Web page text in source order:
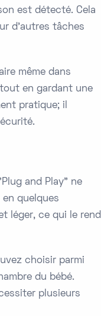
est détecté. Cela
d'autres tâches
même dans
en gardant une
pratique; il
and Play" ne
quelques
léger, ce qui le rend
choisir parmi
du bébé.
plusieurs